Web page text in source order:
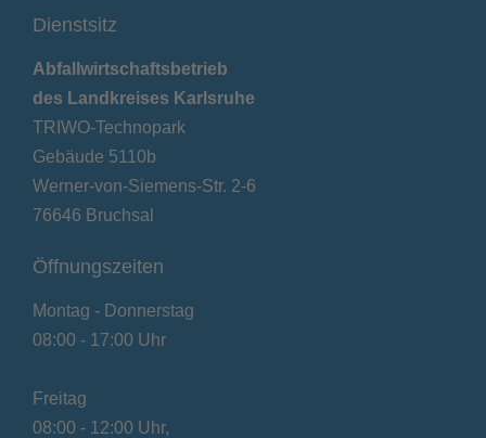
Dienstsitz
Abfallwirtschaftsbetrieb
des Landkreises Karlsruhe
TRIWO-Technopark
Gebäude 5110b
Werner-von-Siemens-Str. 2-6
76646 Bruchsal
Öffnungszeiten
Montag - Donnerstag
08:00 - 17:00 Uhr
Freitag
08:00 - 12:00 Uhr,